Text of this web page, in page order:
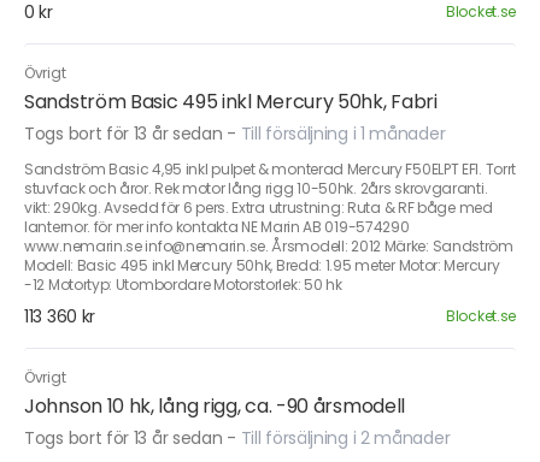
0 kr Blocket.se
Övrigt
Sandström Basic 495 inkl Mercury 50hk, Fabri
Togs bort för 13 år sedan - Till försäljning i 1 månader
Sandström Basic 4,95 inkl pulpet & monterad Mercury F50ELPT EFI. Torrt
stuvfack och åror. Rek motor lång rigg 10-50hk. 2års skrovgaranti.
vikt: 290kg. Avsedd för 6 pers. Extra utrustning: Ruta & RF båge med
lanternor. för mer info kontakta NE Marin AB 019-574290
www.nemarin.se info@nemarin.se. Årsmodell: 2012 Märke: Sandström
Modell: Basic 495 inkl Mercury 50hk, Bredd: 1.95 meter Motor: Mercury
-12 Motortyp: Utombordare Motorstorlek: 50 hk
113 360 kr Blocket.se
Övrigt
Johnson 10 hk, lång rigg, ca. -90 årsmodell
Togs bort för 13 år sedan - Till försäljning i 2 månader